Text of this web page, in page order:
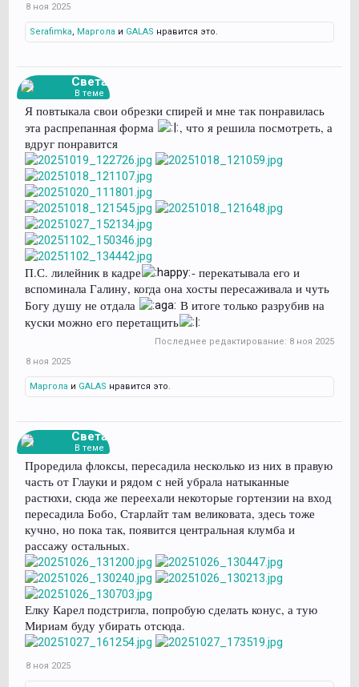
8 ноя 2025
Serafimka, Маргола и GALAS нравится это.
Света
В теме
Я повтыкала свои обрезки спирей и мне так понравилась
эта распрепанная форма
, что я решила посмотреть, а
вдруг понравится
П.С. лилейник в кадре
- перекатывала его и
вспоминала Галину, когда она хосты пересаживала и чуть
Богу душу не отдала
В итоге только разрубив на
куски можно его перетащить
Последнее редактирование: 8 ноя 2025
8 ноя 2025
Маргола и GALAS нравится это.
Света
В теме
Проредила флоксы, пересадила несколько из них в правую
часть от Глауки и рядом с ней убрала натыканные
растюхи, сюда же переехали некоторые гортензии на вход
пересадила Бобо, Старлайт там великовата, здесь тоже
кучно, но пока так, появится центральная клумба и
рассажу остальных.
Елку Карел подстригла, попробую сделать конус, а тую
Мириам буду убирать отсюда.
8 ноя 2025